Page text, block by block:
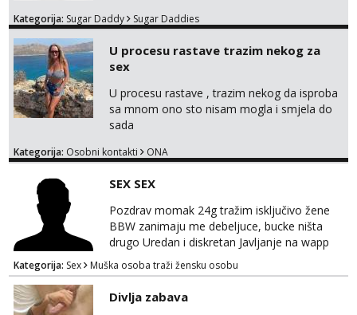
Kategorija: Sugar Daddy Sugar Daddies
U procesu rastave trazim nekog za
sex
U procesu rastave , trazim nekog da isproba
sa mnom ono sto nisam mogla i smjela do
sada
Kategorija: Osobni kontakti ONA
SEX SEX
Pozdrav momak 24g tražim isključivo žene
BBW zanimaju me debeljuce, bucke ništa
drugo Uredan i diskretan Javljanje na wapp
095 546 9915
Kategorija: Sex Muška osoba traži žensku osobu
Divlja zabava